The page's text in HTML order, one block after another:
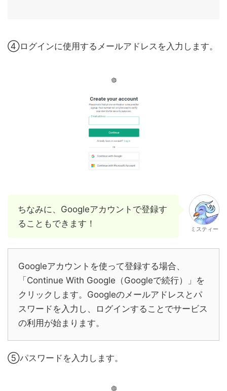
④ログインに使用するメールアドレスを入力します。
ちなみに、Googleアカウントで登録す
ることもできます！
ミスティー
Googleアカウントを使って登録する場合、
「Continue With Google（Googleで続行）」を
クリックします。Googleのメールアドレスとパ
スワードを入力し、ログインすることでサービス
の利用が始まります。
⑤パスワードを入力します。